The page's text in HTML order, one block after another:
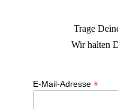
Trage
Wir halten
E-Mail-Adresse *